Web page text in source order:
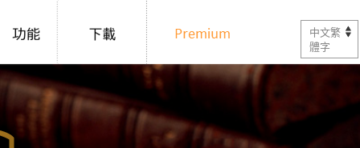
中文繁
體字